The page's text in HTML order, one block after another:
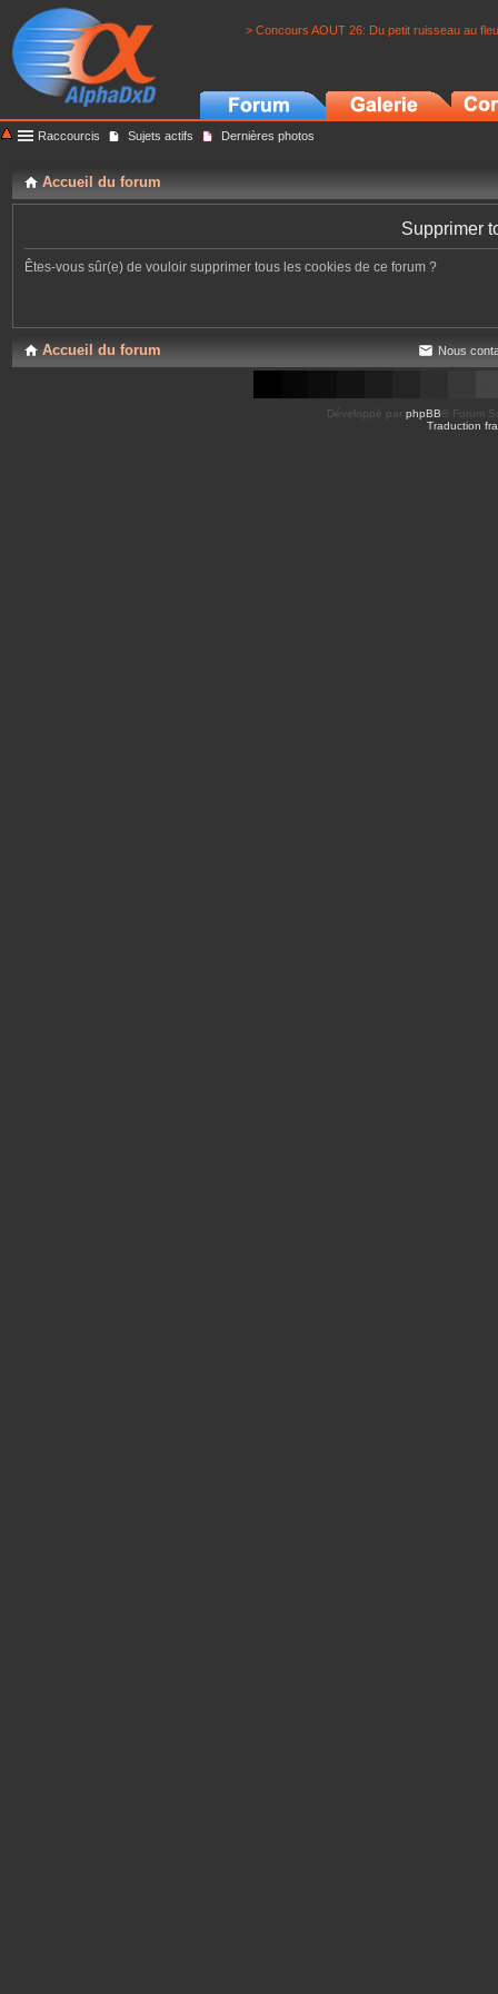
> Concours AOUT 26: Du petit ruisseau au
Raccourcis Sujets actifs Dernières photos
Accueil du forum
Supprimer
Êtes-vous sûr(e) de vouloir supprimer tous les cookies de ce forum ?
Accueil du forum Nous
Développé par phpBB ® Forum
Traduction